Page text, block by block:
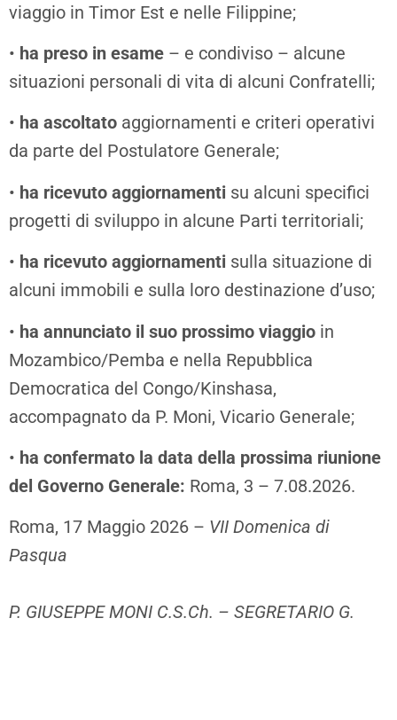
viaggio in Timor Est e nelle Filippine;
• ha preso in esame – e condiviso – alcune
situazioni personali di vita di alcuni Confratelli;
• ha ascoltato aggiornamenti e criteri operativi
da parte del Postulatore Generale;
• ha ricevuto aggiornamenti su alcuni specifici
progetti di sviluppo in alcune Parti territoriali;
• ha ricevuto aggiornamenti sulla situazione di
alcuni immobili e sulla loro destinazione d’uso;
• ha annunciato il suo prossimo viaggio in
Mozambico/Pemba e nella Repubblica
Democratica del Congo/Kinshasa,
accompagnato da P. Moni, Vicario Generale;
• ha confermato la data della prossima riunione
del Governo Generale: Roma, 3 – 7.08.2026.
Roma, 17 Maggio 2026 – VII Domenica di
Pasqua
P. GIUSEPPE MONI C.S.Ch. – SEGRETARIO G.